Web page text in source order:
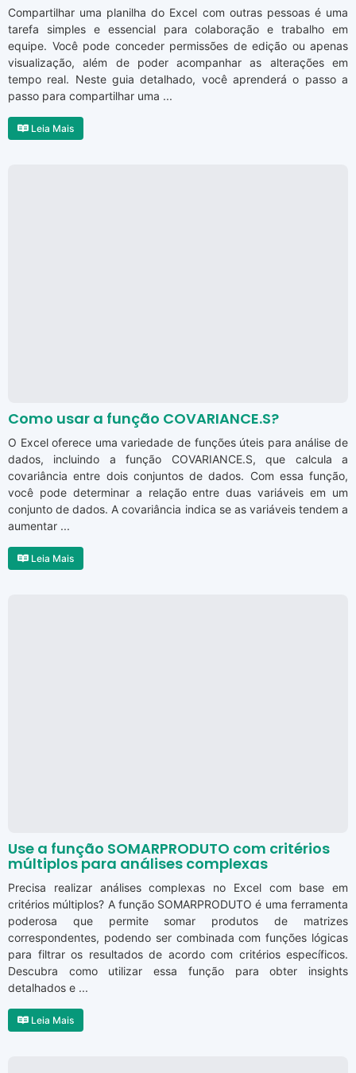
Compartilhar uma planilha do Excel com outras pessoas é uma
tarefa simples e essencial para colaboração e trabalho em
equipe. Você pode conceder permissões de edição ou apenas
visualização, além de poder acompanhar as alterações em
tempo real. Neste guia detalhado, você aprenderá o passo a
passo para compartilhar uma ...
Leia Mais
Como usar a função COVARIANCE.S?
O Excel oferece uma variedade de funções úteis para análise de
dados, incluindo a função COVARIANCE.S, que calcula a
covariância entre dois conjuntos de dados. Com essa função,
você pode determinar a relação entre duas variáveis ​​em um
conjunto de dados. A covariância indica se as variáveis ​​tendem a
aumentar ...
Leia Mais
Use a função SOMARPRODUTO com critérios
múltiplos para análises complexas
Precisa realizar análises complexas no Excel com base em
critérios múltiplos? A função SOMARPRODUTO é uma ferramenta
poderosa que permite somar produtos de matrizes
correspondentes, podendo ser combinada com funções lógicas
para filtrar os resultados de acordo com critérios específicos.
Descubra como utilizar essa função para obter insights
detalhados e ...
Leia Mais